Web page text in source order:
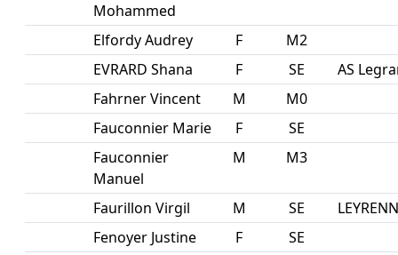
Mohammed
Elfordy Audrey F
M2
EVRARD Shana
F SE
AS
Fahrner Vincent
M
M0
Fauconnier Marie
F
SE
Fauconnier
Manuel
M M3
Faurillon Virgil M SE
Fenoyer Justine
F
SE